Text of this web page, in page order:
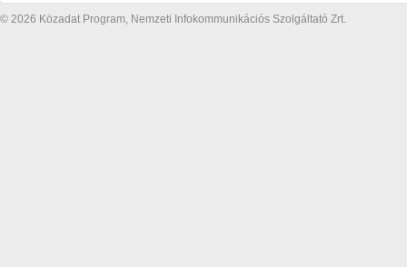
© 2026 Közadat Program, Nemzeti Infokommunikációs Szolgáltató Zrt.